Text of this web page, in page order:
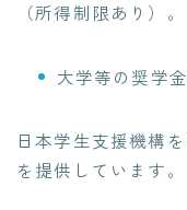
（所得制限あり）。
大学等の奨学
日本学生支援機構
を提供しています。